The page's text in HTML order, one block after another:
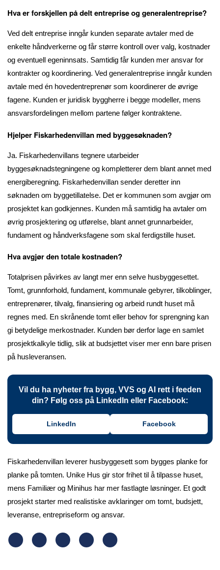
Hva er forskjellen på delt entreprise og generalentreprise?
Ved delt entreprise inngår kunden separate avtaler med de
enkelte håndverkerne og får større kontroll over valg, kostnader
og eventuell egeninnsats. Samtidig får kunden mer ansvar for
kontrakter og koordinering. Ved generalentreprise inngår kunden
avtale med én hovedentreprenør som koordinerer de øvrige
fagene. Kunden er juridisk byggherre i begge modeller, mens
ansvarsfordelingen mellom partene følger kontraktene.
Hjelper Fiskarhedenvillan med byggesøknaden?
Ja. Fiskarhedenvillans tegnere utarbeider
byggesøknadstegningene og kompletterer dem blant annet med
energiberegning. Fiskarhedenvillan sender deretter inn
søknaden om byggetillatelse. Det er kommunen som avgjør om
prosjektet kan godkjennes. Kunden må samtidig ha avtaler om
øvrig prosjektering og utførelse, blant annet grunnarbeider,
fundament og håndverksfagene som skal ferdigstille huset.
Hva avgjør den totale kostnaden?
Totalprisen påvirkes av langt mer enn selve husbyggesettet.
Tomt, grunnforhold, fundament, kommunale gebyrer, tilkoblinger,
entreprenører, tilvalg, finansiering og arbeid rundt huset må
regnes med. En skrånende tomt eller behov for sprengning kan
gi betydelige merkostnader. Kunden bør derfor lage en samlet
prosjektkalkyle tidlig, slik at budsjettet viser mer enn bare prisen
på husleveransen.
Vil du ha nyheter fra bygg, VVS og AI rett i feeden
din? Følg oss på LinkedIn eller Facebook:
LinkedIn Facebook
Fiskarhedenvillan leverer husbyggesett som bygges planke for
planke på tomten. Unike Hus gir stor frihet til å tilpasse huset,
mens Familiær og Minihus har mer fastlagte løsninger. Et godt
prosjekt starter med realistiske avklaringer om tomt, budsjett,
leveranse, entrepriseform og ansvar.